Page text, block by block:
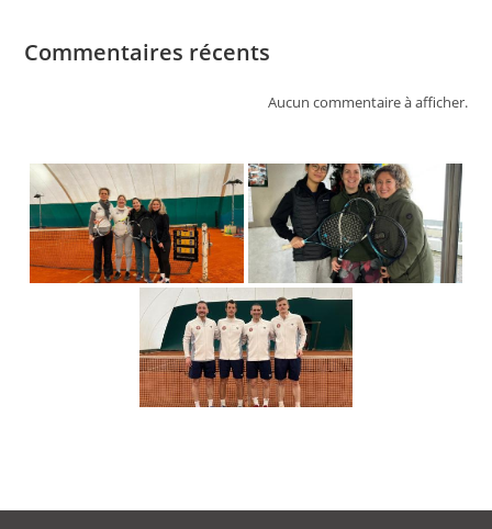
Commentaires récents
Aucun commentaire à afficher.